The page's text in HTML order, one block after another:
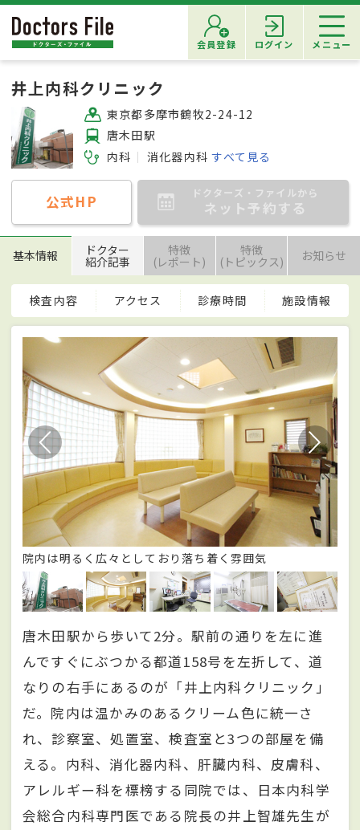
会員登録 ログイン メニュー
井上内科クリニック
東京都多摩市鶴牧2-24-12
唐木田駅
内科
消化器内科 すべて見る
公式HP ドクターズ・ファイルから
ネット予約する
基本情報 ドクター
紹介記事
特徴
(レポート)
特徴
(トピックス) お知らせ
検査内容 アクセス 診療時間 施設情報
院内は明るく広々としており落ち着く雰囲気
唐木田駅から歩いて2分。駅前の通りを左に進
んですぐにぶつかる都道158号を左折して、道
なりの右手にあるのが「井上内科クリニック」
だ。院内は温かみのあるクリーム色に統一さ
れ、診察室、処置室、検査室と3つの部屋を備
える。内科、消化器内科、肝臓内科、皮膚科、
アレルギー科を標榜する同院では、日本内科学
会総合内科専門医である院長の井上智雄先生が